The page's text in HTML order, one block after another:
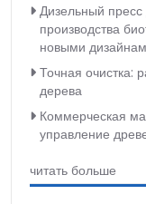
Дизельный пресс
производства
новыми
Точная очистка:
дерева
Коммерческая
управление
читать больше